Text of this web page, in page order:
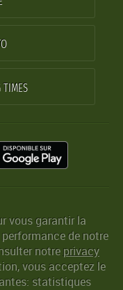
TIMES
vous garantir la
de notre
notreprivacy
vous acceptez le
statistiques